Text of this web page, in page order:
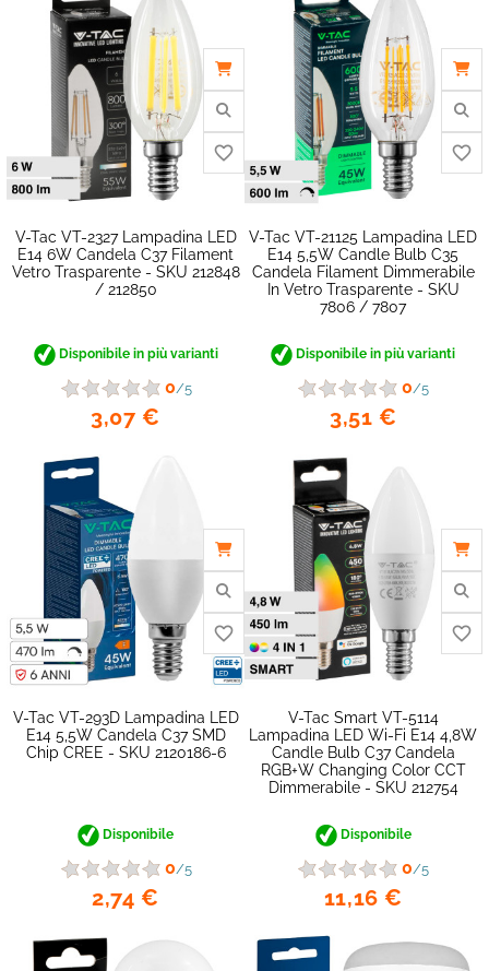
V-Tac VT-2327 Lampadina LED
E14 6W Candela C37 Filament
Vetro Trasparente - SKU 212848
/ 212850
Disponibile in più varianti
0/5
3,07 €
V-Tac VT-21125 Lampadina LED
E14 5,5W Candle Bulb C35
Candela Filament Dimmerabile
In Vetro Trasparente - SKU
7806 / 7807
Disponibile in più varianti
0/5
3,51 €
V-Tac VT-293D Lampadina LED
E14 5,5W Candela C37 SMD
Chip CREE - SKU 2120186-6
Disponibile
0/5
2,74 €
V-Tac Smart VT-5114
Lampadina LED Wi-Fi E14 4,8W
Candle Bulb C37 Candela
RGB+W Changing Color CCT
Dimmerabile - SKU 212754
Disponibile
0/5
11,16 €